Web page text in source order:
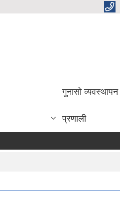
गुनासो व्यवस्थापन
प्रणाली